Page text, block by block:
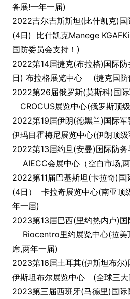
备展!一年一届)
2022吉尔吉斯斯坦(比什凯克)
(4日) 比什凯克Manege
国防委员会支持！)
2022第14届捷克(布拉格)国际防
日) 布拉格展览中心
(捷克国
2022第26届俄罗斯(莫斯科)国
CROCUS展览中心(俄罗斯顶
2022第19届伊朗(德黑兰)国际
伊玛目霍梅尼展览中心(伊朗顶
2022第13届约旦(安曼)国际防
AIECC会展中心（空白市场,
2022第11届巴基斯坦(卡拉奇)国
(4日） 卡拉奇展览中心(南亚顶
年一届)
2023第13届巴西(里约热内卢)国
Riocentro里约展览中心(拉美
席,两年一届)
2023第16届土耳其(伊斯坦布尔)
伊斯坦布尔展览中心
(全球三
2023第三届西班牙(马德里)国